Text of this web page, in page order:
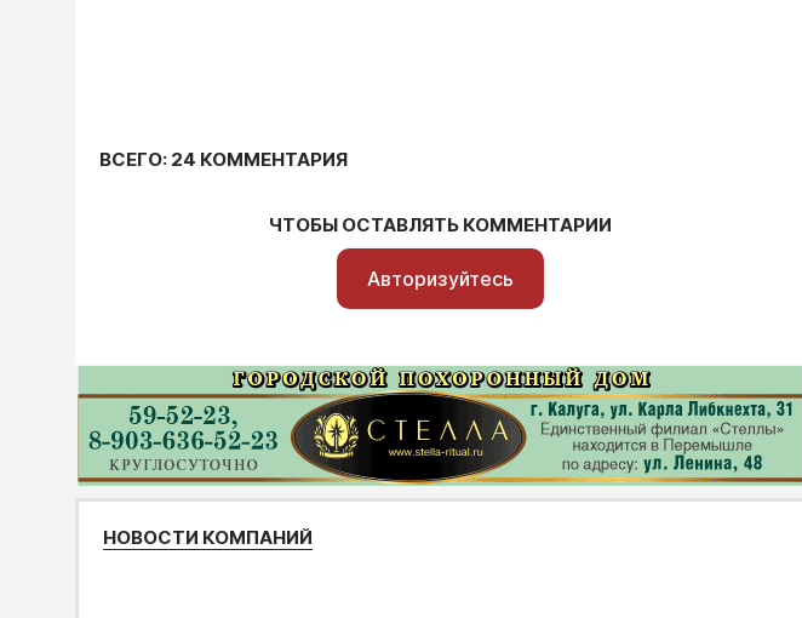
ВСЕГО: 24 КОММЕНТАРИЯ
ЧТОБЫ ОСТАВЛЯТЬ КОММЕНТАРИИ
Авторизуйтесь
НОВОСТИ КОМПАНИЙ